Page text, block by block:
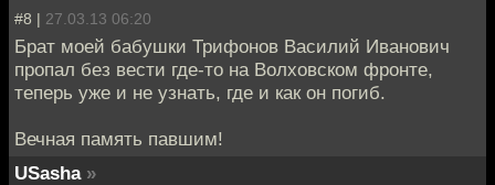
#8 | 27.03.13 06:20
Брат моей бабушки Трифонов Василий Иванович
пропал без вести где-то на Волховском фронте,
теперь уже и не узнать, где и как он погиб.
Вечная память павшим!
USasha »